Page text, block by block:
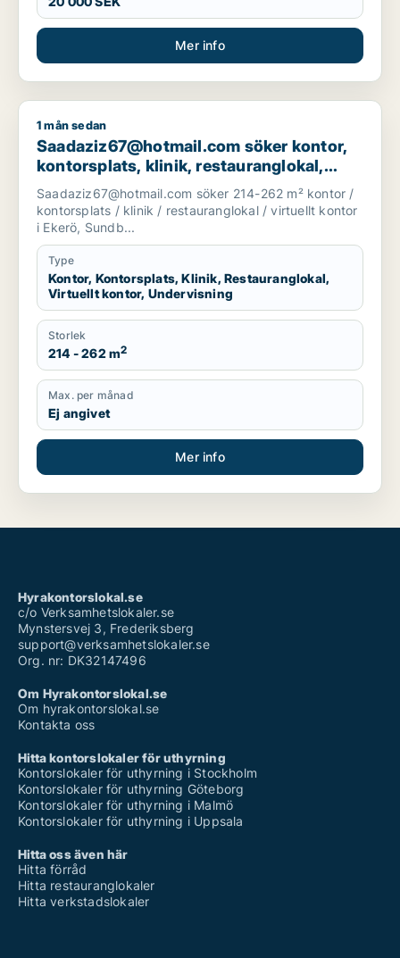
Mer info
Saadaziz67@hotmail.com söker kontor, kontorsplats,
1 mån sedan
Saadaziz67@hotmail.com söker kontor,
kontorsplats, klinik, restauranglokal,
virtuellt kontor eller undervisning för
uthyrning i Ekerö, Sundbyberg eller Solna
m.fl.
Saadaziz67@hotmail.com söker 214-262 m² kontor /
kontorsplats / klinik / restauranglokal / virtuellt kontor
i Ekerö, Sundb...
Type
Kontor, Kontorsplats, Klinik, Restauranglokal,
Virtuellt kontor, Undervisning
Storlek
214 - 262 m2
Max. per månad
Ej angivet
Mer info
Hyrakontorslokal.se
c/o Verksamhetslokaler.se
Mynstersvej 3, Frederiksberg
support@verksamhetslokaler.se
Org. nr: DK32147496
Om Hyrakontorslokal.se
Om hyrakontorslokal.se
Kontakta oss
Hitta kontorslokaler för uthyrning
Kontorslokaler för uthyrning i Stockholm
Kontorslokaler för uthyrning Göteborg
Kontorslokaler för uthyrning i Malmö
Kontorslokaler för uthyrning i Uppsala
Hitta oss även här
Hitta förråd
Hitta restauranglokaler
Hitta verkstadslokaler